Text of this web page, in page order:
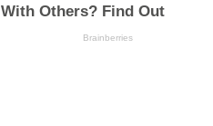
With Others? Find Out
Brainberries